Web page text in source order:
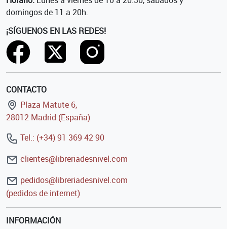
domingos de 11 a 20h.
¡SÍGUENOS EN LAS REDES!
CONTACTO
Plaza Matute 6,
28012 Madrid (España)
Tel.: (+34) 91 369 42 90
clientes@libreriadesnivel.com
pedidos@libreriadesnivel.com
(pedidos de internet)
INFORMACIÓN